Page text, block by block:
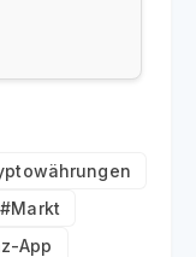
#Markt
App